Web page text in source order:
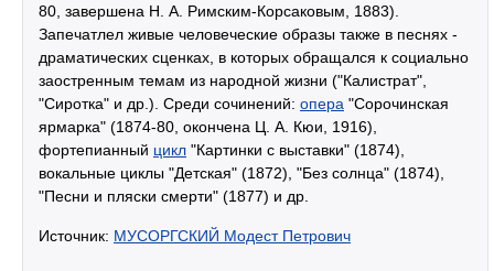
80, завершена Н. А. Римским-Корсаковым, 1883).
Запечатлел живые человеческие образы также в песнях -
драматических сценках, в которых обращался к социально
заостренным темам из народной жизни ("Калистрат",
"Сиротка" и др.). Среди сочинений: опера "Сорочинская
ярмарка" (1874-80, окончена Ц. А. Кюи, 1916),
фортепианный цикл "Картинки с выставки" (1874),
вокальные циклы "Детская" (1872), "Без солнца" (1874),
"Песни и пляски смерти" (1877) и др.
Источник: МУСОРГСКИЙ Модест Петрович